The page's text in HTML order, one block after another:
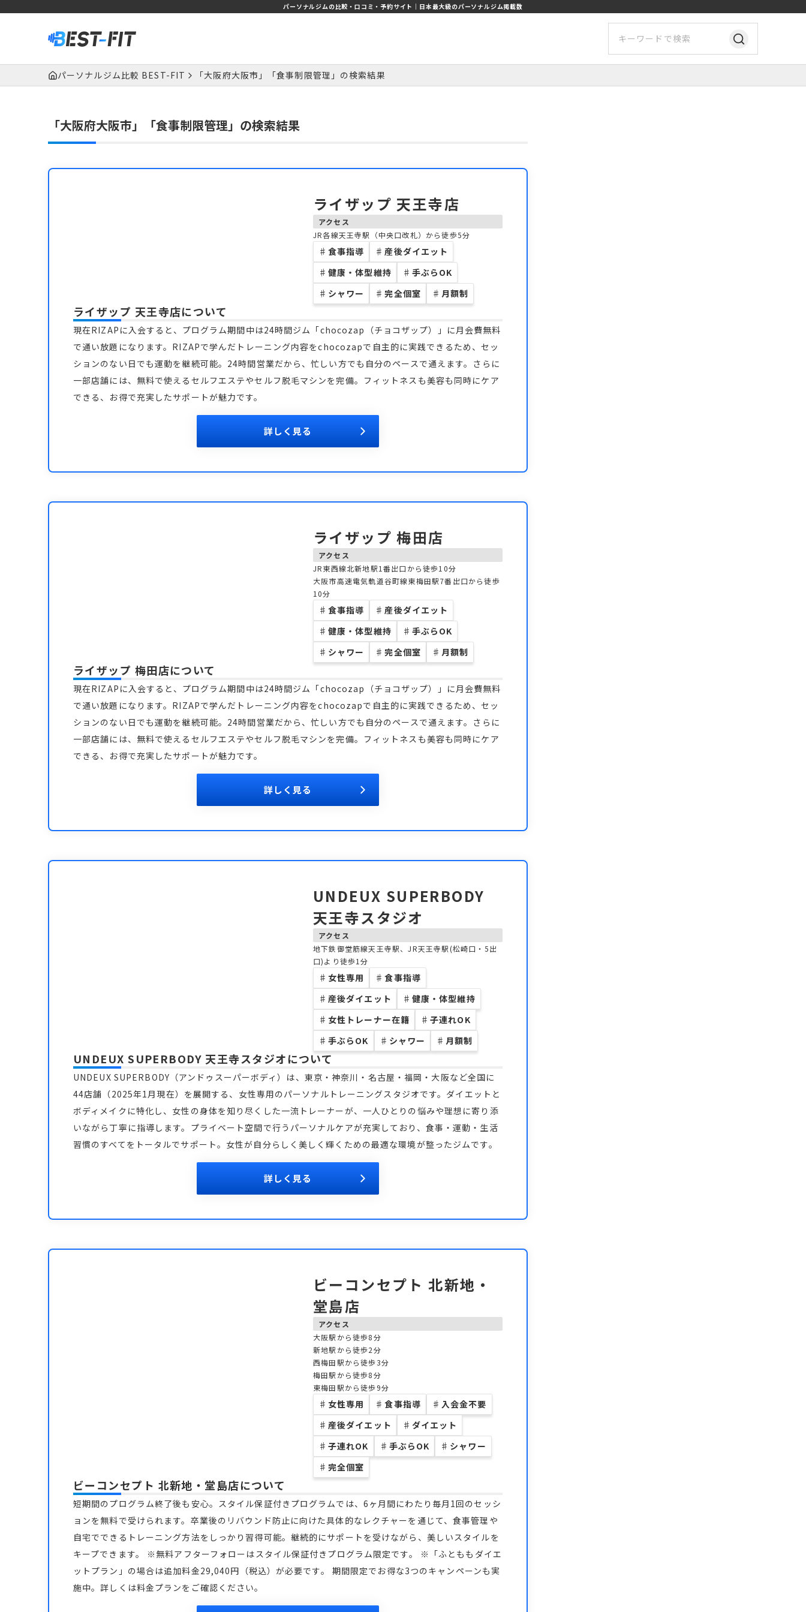
パーソナルジムの比較・口コミ・予約サイト｜日本最大級のパーソナルジム掲載数
パーソナルジム比較 BEST-FIT 「大阪府大阪市」「食事制限管理」の検索結果
「大阪府大阪市」「食事制限管理」の検索結果
ライザップ 天王寺店
アクセス
JR各線天王寺駅（中央口改札）から徒歩5分
♯ 食事指導 ♯ 産後ダイエット
♯ 健康・体型維持 ♯ 手ぶらOK
♯ シャワー ♯ 完全個室 ♯ 月額制
ライザップ 天王寺店について
現在RIZAPに入会すると、プログラム期間中は24時間ジム「chocozap（チョコザップ）」に月会費無料
で通い放題になります。RIZAPで学んだトレーニング内容をchocozapで自主的に実践できるため、セッ
ションのない日でも運動を継続可能。24時間営業だから、忙しい方でも自分のペースで通えます。さらに
一部店舗には、無料で使えるセルフエステやセルフ脱毛マシンを完備。フィットネスも美容も同時にケア
できる、お得で充実したサポートが魅力です。
詳しく見る
ライザップ 梅田店
アクセス
JR東西線北新地駅1番出口から徒歩10分
大阪市高速電気軌道谷町線東梅田駅7番出口から徒歩
10分
♯ 食事指導 ♯ 産後ダイエット
♯ 健康・体型維持 ♯ 手ぶらOK
♯ シャワー ♯ 完全個室 ♯ 月額制
ライザップ 梅田店について
現在RIZAPに入会すると、プログラム期間中は24時間ジム「chocozap（チョコザップ）」に月会費無料
で通い放題になります。RIZAPで学んだトレーニング内容をchocozapで自主的に実践できるため、セッ
ションのない日でも運動を継続可能。24時間営業だから、忙しい方でも自分のペースで通えます。さらに
一部店舗には、無料で使えるセルフエステやセルフ脱毛マシンを完備。フィットネスも美容も同時にケア
できる、お得で充実したサポートが魅力です。
詳しく見る
UNDEUX SUPERBODY
天王寺スタジオ
アクセス
地下鉄御堂筋線天王寺駅、JR天王寺駅(松崎口・5出
口)より徒歩1分
♯ 女性専用 ♯ 食事指導
♯ 産後ダイエット ♯ 健康・体型維持
♯ 女性トレーナー在籍 ♯ 子連れOK
♯ 手ぶらOK ♯ シャワー ♯ 月額制
UNDEUX SUPERBODY 天王寺スタジオについて
UNDEUX SUPERBODY（アンドゥスーパーボディ）は、東京・神奈川・名古屋・福岡・大阪など全国に
44店舗（2025年1月現在）を展開する、女性専用のパーソナルトレーニングスタジオです。ダイエットと
ボディメイクに特化し、女性の身体を知り尽くした一流トレーナーが、一人ひとりの悩みや理想に寄り添
いながら丁寧に指導します。プライベート空間で行うパーソナルケアが充実しており、食事・運動・生活
習慣のすべてをトータルでサポート。女性が自分らしく美しく輝くための最適な環境が整ったジムです。
詳しく見る
ビーコンセプト 北新地・
堂島店
アクセス
大阪駅から徒歩8分
新地駅から徒歩2分
西梅田駅から徒歩3分
梅田駅から徒歩8分
東梅田駅から徒歩9分
♯ 女性専用 ♯ 食事指導 ♯ 入会金不要
♯ 産後ダイエット ♯ ダイエット
♯ 子連れOK ♯ 手ぶらOK ♯ シャワー
♯ 完全個室
ビーコンセプト 北新地・堂島店について
短期間のプログラム終了後も安心。スタイル保証付きプログラムでは、6ヶ月間にわたり毎月1回のセッシ
ョンを無料で受けられます。卒業後のリバウンド防止に向けた具体的なレクチャーを通じて、食事管理や
自宅でできるトレーニング方法をしっかり習得可能。継続的にサポートを受けながら、美しいスタイルを
キープできます。 ※無料アフターフォローはスタイル保証付きプログラム限定です。 ※「ふとももダイエ
ットプラン」の場合は追加料金29,040円（税込）が必要です。 期間限定でお得な3つのキャンペーンも実
施中。詳しくは料金プランをご確認ください。